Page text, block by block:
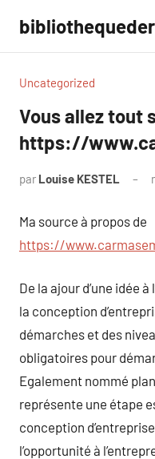
contenu
Uncategorized
Vous allez tout
https://
par Louise KESTEL
Ma source à propos de
https://
De la ajour d’une idée
la conception
démarches et des
obligatoires pour
Egalement nommé
représente une étape
conception
l’opportunité à